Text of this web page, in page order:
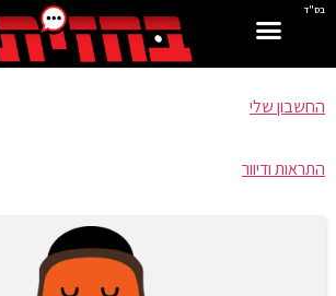
בס"ד
החשבון שלי
התראות ודיוור